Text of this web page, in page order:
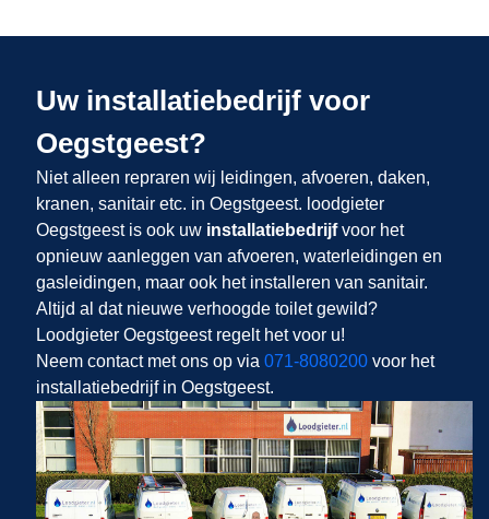
Uw installatiebedrijf voor
Oegstgeest?
Niet alleen repraren wij leidingen, afvoeren, daken,
kranen, sanitair etc. in Oegstgeest. loodgieter
Oegstgeest is ook uw installatiebedrijfvoor het
opnieuw aanleggen van afvoeren, waterleidingen en
gasleidingen, maar ook het installeren van sanitair.
Altijd al dat nieuwe verhoogde toilet gewild?
Loodgieter Oegstgeest regelt het voor u!
Neem contact met ons op via 071-8080200voor het
installatiebedrijf in Oegstgeest.